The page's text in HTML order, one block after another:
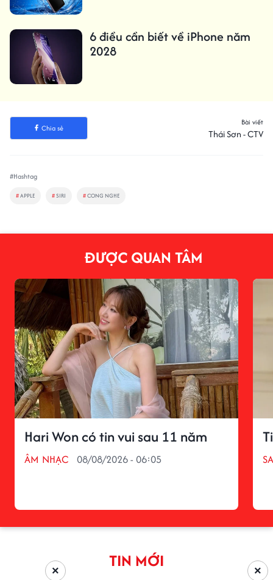
6 điều cần biết về iPhone năm
2028
Chia sẻ
Bài viết
Thái Sơn - CTV
#Hashtag
#APPLE #SIRI #CONG NGHE
ĐƯỢC QUAN TÂM
Hari Won có tin vui sau 11 năm
ÂM NHẠC 08/08/2026 - 06:05
TIN MỚI ×
×